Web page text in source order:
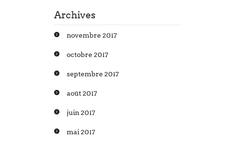
Archives
novembre 2017
octobre 2017
septembre 2017
août 2017
juin 2017
mai 2017